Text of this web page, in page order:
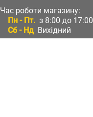
Час роботи магазину:
Пн - Пт. з 8:00 до 17:00
Сб - Нд Вихідний